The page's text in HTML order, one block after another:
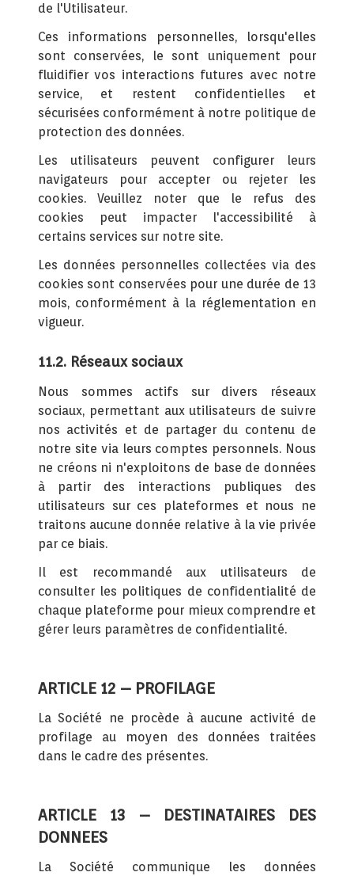
de l'Utilisateur.
Ces informations personnelles, lorsqu'elles
sont conservées, le sont uniquement pour
fluidifier vos interactions futures avec notre
service, et restent confidentielles et
sécurisées conformément à notre politique de
protection des données.
Les utilisateurs peuvent configurer leurs
navigateurs pour accepter ou rejeter les
cookies. Veuillez noter que le refus des
cookies peut impacter l'accessibilité à
certains services sur notre site.
Les données personnelles collectées via des
cookies sont conservées pour une durée de 13
mois, conformément à la réglementation en
vigueur.
11.2. Réseaux sociaux
Nous sommes actifs sur divers réseaux
sociaux, permettant aux utilisateurs de suivre
nos activités et de partager du contenu de
notre site via leurs comptes personnels. Nous
ne créons ni n'exploitons de base de données
à partir des interactions publiques des
utilisateurs sur ces plateformes et nous ne
traitons aucune donnée relative à la vie privée
par ce biais.
Il est recommandé aux utilisateurs de
consulter les politiques de confidentialité de
chaque plateforme pour mieux comprendre et
gérer leurs paramètres de confidentialité.
ARTICLE 12 – PROFILAGE
La Société ne procède à aucune activité de
profilage au moyen des données traitées
dans le cadre des présentes.
ARTICLE 13 – DESTINATAIRES DES
DONNEES
La Société communique les données